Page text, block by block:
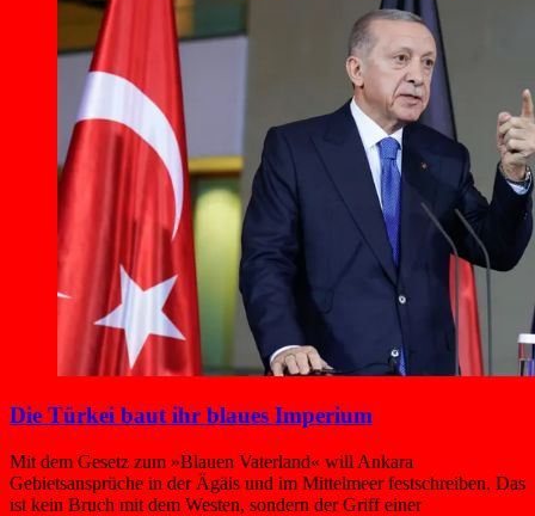
Die Türkei baut ihr blaues Imperium
Mit dem Gesetz zum »Blauen Vaterland« will Ankara
Gebietsansprüche in der Ägäis und im Mittelmeer festschreiben. Das
ist kein Bruch mit dem Westen, sondern der Griff einer